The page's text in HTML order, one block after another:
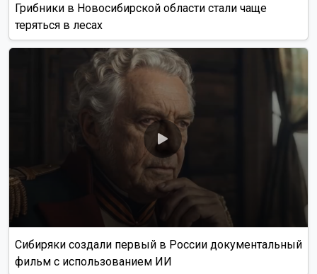
Грибники в Новосибирской области стали чаще
теряться в лесах
Сибиряки создали первый в России документальный
фильм с использованием ИИ